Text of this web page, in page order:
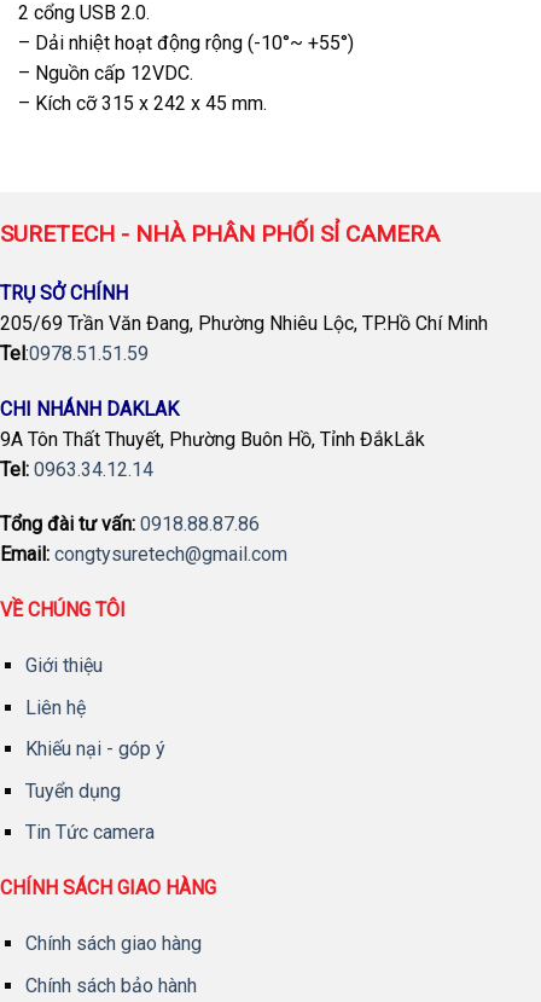
2 cổng USB 2.0.
– Dải nhiệt hoạt động rộng (-10°~ +55°)
– Nguồn cấp 12VDC.
– Kích cỡ 315 x 242 x 45 mm.
SURETECH - NHÀ PHÂN PHỐI SỈ CAMERA
TRỤ SỞ CHÍNH
205/69 Trần Văn Đang, Phường Nhiêu Lộc, TP.Hồ Chí Minh
Tel:0978.51.51.59
CHI NHÁNH DAKLAK
9A Tôn Thất Thuyết, Phường Buôn Hồ, Tỉnh ĐắkLắk
Tel: 0963.34.12.14
Tổng đài tư vấn: 0918.88.87.86
Email: congtysuretech@gmail.com
VỀ CHÚNG TÔI
Giới thiệu
Liên hệ
Khiếu nại - góp ý
Tuyển dụng
Tin Tức camera
CHÍNH SÁCH GIAO HÀNG
Chính sách giao hàng
Chính sách bảo hành